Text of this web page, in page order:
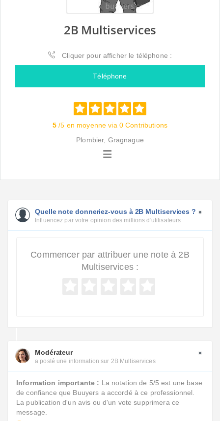
2B Multiservices
Cliquer pour afficher le téléphone :
Téléphone
5 /5 en moyenne via 0 Contributions
Plombier, Gragnague
Quelle note donneriez-vous à 2B Multiservices ?
Influencez par votre opinion des millions d'utilisateurs
Commencer par attribuer une note à 2B
Multiservices :
Modérateur
a posté une information sur 2B Multiservices
Information importante : La notation de 5/5 est une base
de confiance que Buuyers a accordé à ce professionnel.
La publication d'un avis ou d'un vote supprimera ce
message.